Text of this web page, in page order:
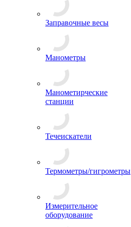
Заправочные весы
Манометры
Манометирческие
станции
Течеискатели
Термометры/гигрометры
Измерительное
оборудование